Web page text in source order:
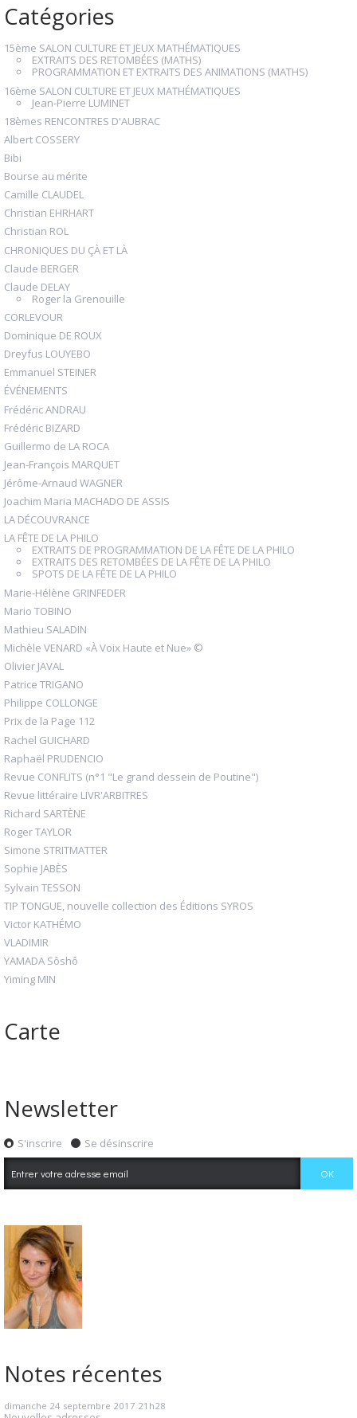
Catégories
15ème SALON CULTURE ET JEUX MATHÉMATIQUES
EXTRAITS DES RETOMBÉES (MATHS)
PROGRAMMATION ET EXTRAITS DES ANIMATIONS (MATHS)
16ème SALON CULTURE ET JEUX MATHÉMATIQUES
Jean-Pierre LUMINET
18èmes RENCONTRES D'AUBRAC
Albert COSSERY
Bibi
Bourse au mérite
Camille CLAUDEL
Christian EHRHART
Christian ROL
CHRONIQUES DU ÇÀ ET LÀ
Claude BERGER
Claude DELAY
Roger la Grenouille
CORLEVOUR
Dominique DE ROUX
Dreyfus LOUYEBO
Emmanuel STEINER
ÉVÉNEMENTS
Frédéric ANDRAU
Frédéric BIZARD
Guillermo de LA ROCA
Jean-François MARQUET
Jérôme-Arnaud WAGNER
Joachim Maria MACHADO DE ASSIS
LA DÉCOUVRANCE
LA FÊTE DE LA PHILO
EXTRAITS DE PROGRAMMATION DE LA FÊTE DE LA PHILO
EXTRAITS DES RETOMBÉES DE LA FÊTE DE LA PHILO
SPOTS DE LA FÊTE DE LA PHILO
Marie-Hélène GRINFEDER
Mario TOBINO
Mathieu SALADIN
Michèle VENARD «À Voix Haute et Nue» ©
Olivier JAVAL
Patrice TRIGANO
Philippe COLLONGE
Prix de la Page 112
Rachel GUICHARD
Raphaël PRUDENCIO
Revue CONFLITS (n°1 "Le grand dessein de Poutine")
Revue littéraire LIVR'ARBITRES
Richard SARTÈNE
Roger TAYLOR
Simone STRITMATTER
Sophie JABÈS
Sylvain TESSON
TIP TONGUE, nouvelle collection des Éditions SYROS
Victor KATHÉMO
VLADIMIR
YAMADA Sôshô
Yiming MIN
Carte
Newsletter
S'inscrire Se désinscrire
Notes récentes
dimanche 24 septembre 2017 21h28